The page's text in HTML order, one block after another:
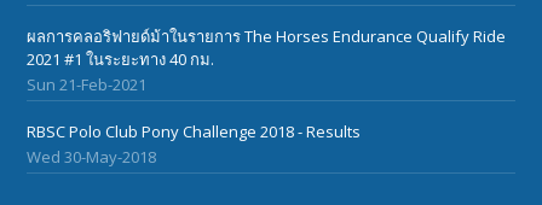
ผลการคลอริฟายด์ม้าในรายการ The Horses Endurance Qualify Ride
2021 #1 ในระยะทาง 40 กม.
Sun 21-Feb-2021
RBSC Polo Club Pony Challenge 2018 - Results
Wed 30-May-2018